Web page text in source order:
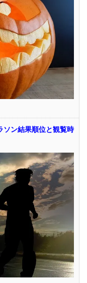
ソン結果順位と観覧時